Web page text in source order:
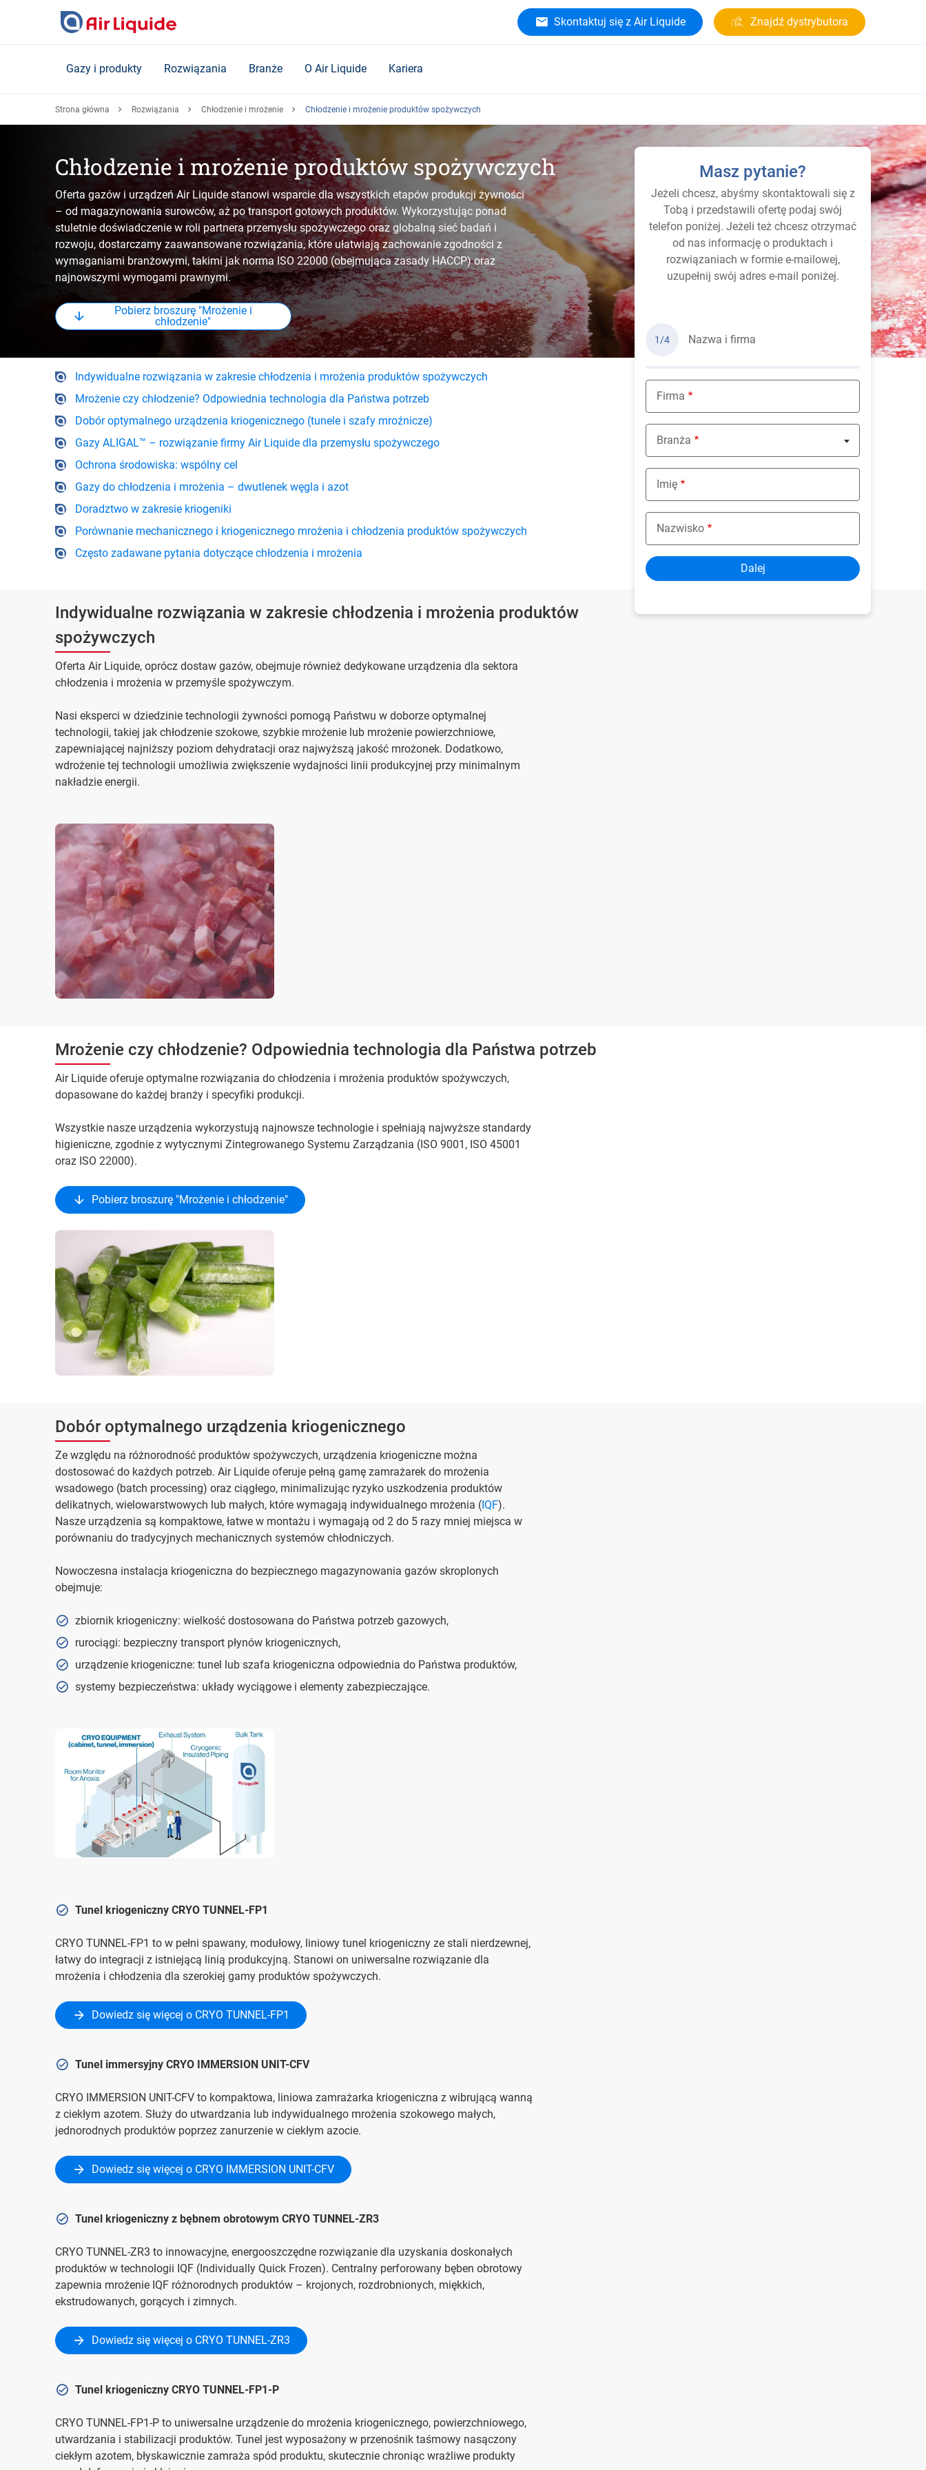
Skontaktuj się z Air Liquide Znajdź dystrybutora
Gazy i produkty Rozwiązania Branże O Air Liquide Kariera
Strona główna Rozwiązania Chłodzenie i mrożenie Chłodzenie i mrożenie produktów spożywczych
Chłodzenie i mrożenie produktów spożywczych
Oferta gazów i urządzeń Air Liquide stanowi wsparcie dla wszystkich etapów produkcji żywności
– od magazynowania surowców, aż po transport gotowych produktów. Wykorzystując ponad
stuletnie doświadczenie w roli partnera przemysłu spożywczego oraz globalną sieć badań i
rozwoju, dostarczamy zaawansowane rozwiązania, które ułatwiają zachowanie zgodności z
wymaganiami branżowymi, takimi jak norma ISO 22000 (obejmująca zasady HACCP) oraz
najnowszymi wymogami prawnymi.
Pobierz broszurę "Mrożenie i
chłodzenie"
Indywidualne rozwiązania w zakresie chłodzenia i mrożenia produktów spożywczych
Mrożenie czy chłodzenie? Odpowiednia technologia dla Państwa potrzeb
Dobór optymalnego urządzenia kriogenicznego (tunele i szafy mroźnicze)
Gazy ALIGAL™ – rozwiązanie firmy Air Liquide dla przemysłu spożywczego
Ochrona środowiska: wspólny cel
Gazy do chłodzenia i mrożenia – dwutlenek węgla i azot
Doradztwo w zakresie kriogeniki
Porównanie mechanicznego i kriogenicznego mrożenia i chłodzenia produktów spożywczych
Często zadawane pytania dotyczące chłodzenia i mrożenia
Indywidualne rozwiązania w zakresie chłodzenia i mrożenia produktów
spożywczych
Oferta Air Liquide, oprócz dostaw gazów, obejmuje również dedykowane urządzenia dla sektora
chłodzenia i mrożenia w przemyśle spożywczym.
Nasi eksperci w dziedzinie technologii żywności pomogą Państwu w doborze optymalnej
technologii, takiej jak chłodzenie szokowe, szybkie mrożenie lub mrożenie powierzchniowe,
zapewniającej najniższy poziom dehydratacji oraz najwyższą jakość mrożonek. Dodatkowo,
wdrożenie tej technologii umożliwia zwiększenie wydajności linii produkcyjnej przy minimalnym
nakładzie energii.
Mrożenie czy chłodzenie? Odpowiednia technologia dla Państwa potrzeb
Air Liquide oferuje optymalne rozwiązania do chłodzenia i mrożenia produktów spożywczych,
dopasowane do każdej branży i specyfiki produkcji.
Wszystkie nasze urządzenia wykorzystują najnowsze technologie i spełniają najwyższe standardy
higieniczne, zgodnie z wytycznymi Zintegrowanego Systemu Zarządzania (ISO 9001, ISO 45001
oraz ISO 22000).
Pobierz broszurę "Mrożenie i chłodzenie"
Dobór optymalnego urządzenia kriogenicznego
Ze względu na różnorodność produktów spożywczych, urządzenia kriogeniczne można
dostosować do każdych potrzeb. Air Liquide oferuje pełną gamę zamrażarek do mrożenia
wsadowego (batch processing) oraz ciągłego, minimalizując ryzyko uszkodzenia produktów
delikatnych, wielowarstwowych lub małych, które wymagają indywidualnego mrożenia ( IQF).
Nasze urządzenia są kompaktowe, łatwe w montażu i wymagają od 2 do 5 razy mniej miejsca w
porównaniu do tradycyjnych mechanicznych systemów chłodniczych.
Nowoczesna instalacja kriogeniczna do bezpiecznego magazynowania gazów skroplonych
obejmuje:
zbiornik kriogeniczny: wielkość dostosowana do Państwa potrzeb gazowych,
rurociągi: bezpieczny transport płynów kriogenicznych,
urządzenie kriogeniczne: tunel lub szafa kriogeniczna odpowiednia do Państwa produktów,
systemy bezpieczeństwa: układy wyciągowe i elementy zabezpieczające.
Tunel kriogeniczny CRYO TUNNEL-FP1
CRYO TUNNEL-FP1 to w pełni spawany, modułowy, liniowy tunel kriogeniczny ze stali nierdzewnej,
łatwy do integracji z istniejącą linią produkcyjną. Stanowi on uniwersalne rozwiązanie dla
mrożenia i chłodzenia dla szerokiej gamy produktów spożywczych.
Dowiedz się więcej o CRYO TUNNEL-FP1
Tunel immersyjny CRYO IMMERSION UNIT-CFV
CRYO IMMERSION UNIT-CFV to kompaktowa, liniowa zamrażarka kriogeniczna z wibrującą wanną
z ciekłym azotem. Służy do utwardzania lub indywidualnego mrożenia szokowego małych,
jednorodnych produktów poprzez zanurzenie w ciekłym azocie.
Dowiedz się więcej o CRYO IMMERSION UNIT-CFV
Tunel kriogeniczny z bębnem obrotowym CRYO TUNNEL-ZR3
CRYO TUNNEL-ZR3 to innowacyjne, energooszczędne rozwiązanie dla uzyskania doskonałych
produktów w technologii IQF (Individually Quick Frozen). Centralny perforowany bęben obrotowy
zapewnia mrożenie IQF różnorodnych produktów – krojonych, rozdrobnionych, miękkich,
ekstrudowanych, gorących i zimnych.
Dowiedz się więcej o CRYO TUNNEL-ZR3
Tunel kriogeniczny CRYO TUNNEL-FP1-P
CRYO TUNNEL-FP1-P to uniwersalne urządzenie do mrożenia kriogenicznego, powierzchniowego,
utwardzania i stabilizacji produktów. Tunel jest wyposażony w przenośnik taśmowy nasączony
ciekłym azotem, błyskawicznie zamraża spód produktu, skutecznie chroniąc wrażliwe produkty
Masz pytanie?
Jeżeli chcesz, abyśmy skontaktowali się z
Tobą i przedstawili ofertę podaj swój
telefon poniżej. Jeżeli też chcesz otrzymać
od nas informację o produktach i
rozwiązaniach w formie e-mailowej,
uzupełnij swój adres e-mail poniżej.
1/4 Nazwa i firma
Firma
Branża
Nothing selected
Imię
Nazwisko